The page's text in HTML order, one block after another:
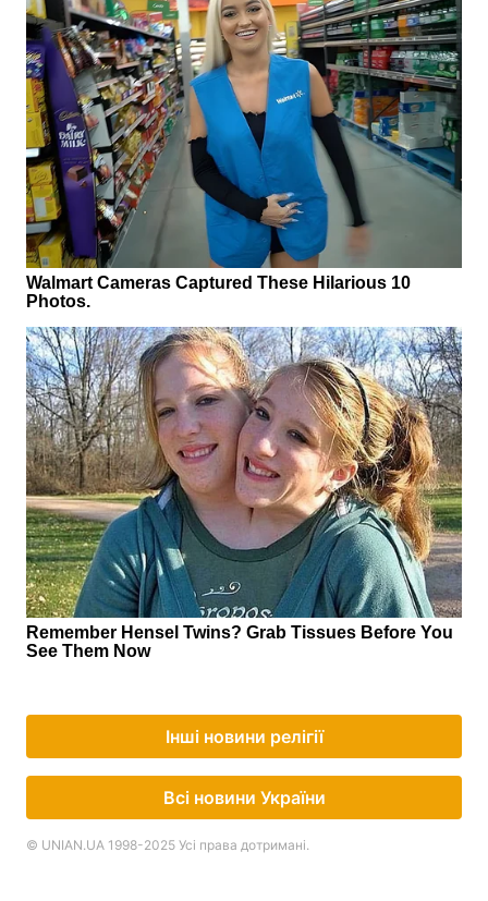
Інші новини релігії
Всі новини України
© UNIAN.UA 1998-2025 Усі права дотримані.